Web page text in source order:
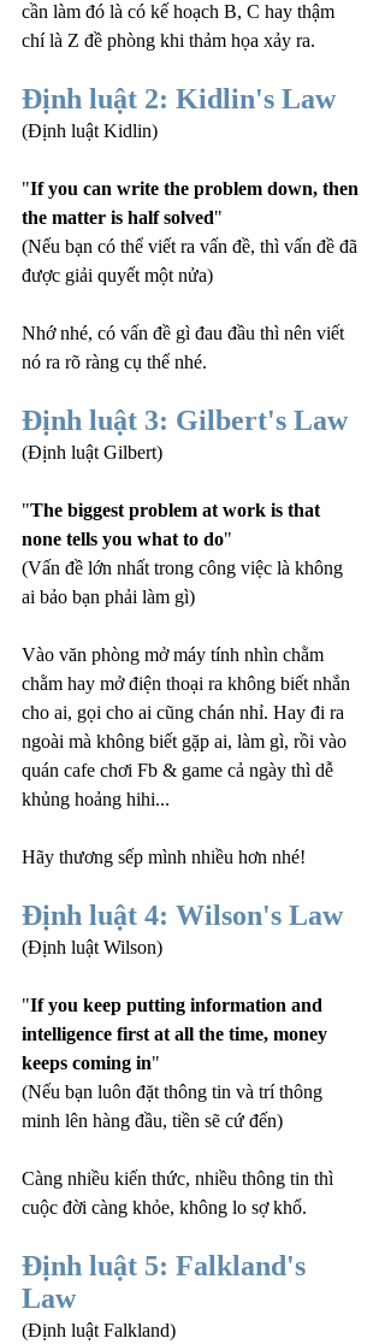
cần làm đó là có kế hoạch B, C hay thậm
chí là Z đề phòng khi thảm họa xảy ra.
Định luật 2: Kidlin's Law
(Định luật Kidlin)
"If you can write the problem down, then
the matter is half solved"
(Nếu bạn có thể viết ra vấn đề, thì vấn đề đã
được giải quyết một nửa)
Nhớ nhé, có vấn đề gì đau đầu thì nên viết
nó ra rõ ràng cụ thể nhé.
Định luật 3: Gilbert's Law
(Định luật Gilbert)
"The biggest problem at work is that
none tells you what to do"
(Vấn đề lớn nhất trong công việc là không
ai bảo bạn phải làm gì)
Vào văn phòng mở máy tính nhìn chằm
chằm hay mở điện thoại ra không biết nhắn
cho ai, gọi cho ai cũng chán nhỉ. Hay đi ra
ngoài mà không biết gặp ai, làm gì, rồi vào
quán cafe chơi Fb & game cả ngày thì dễ
khủng hoảng hihi...
Hãy thương sếp mình nhiều hơn nhé!
Định luật 4: Wilson's Law
(Định luật Wilson)
"If you keep putting information and
intelligence first at all the time, money
keeps coming in"
(Nếu bạn luôn đặt thông tin và trí thông
minh lên hàng đầu, tiền sẽ cứ đến)
Càng nhiều kiến thức, nhiều thông tin thì
cuộc đời càng khỏe, không lo sợ khổ.
Định luật 5: Falkland's
Law
(Định luật Falkland)